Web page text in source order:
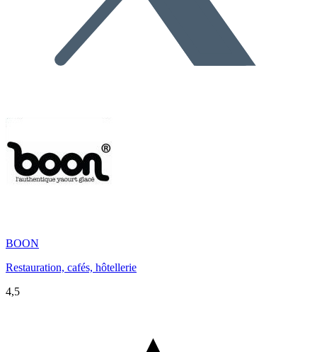
BOON
Restauration, cafés, hôtellerie
4,5